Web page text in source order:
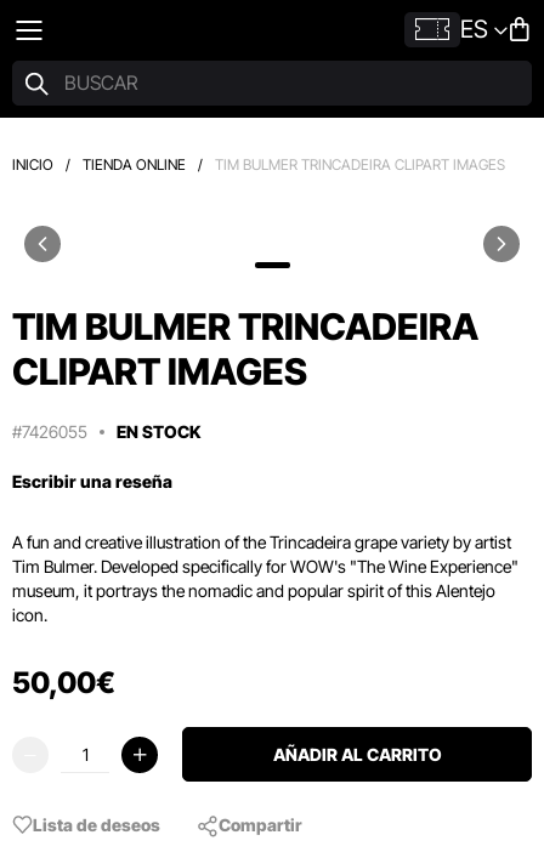
ES
INICIO / TIENDA ONLINE / TIM BULMER TRINCADEIRA CLIPART IMAGES
TIM BULMER TRINCADEIRA
CLIPART IMAGES
#7426055 EN STOCK
Escribir una reseña
A fun and creative illustration of the Trincadeira grape variety by artist
Tim Bulmer. Developed specifically for WOW's "The Wine Experience"
museum, it portrays the nomadic and popular spirit of this Alentejo
icon.
50,00€
AÑADIR AL CARRITO
Lista de deseos Compartir